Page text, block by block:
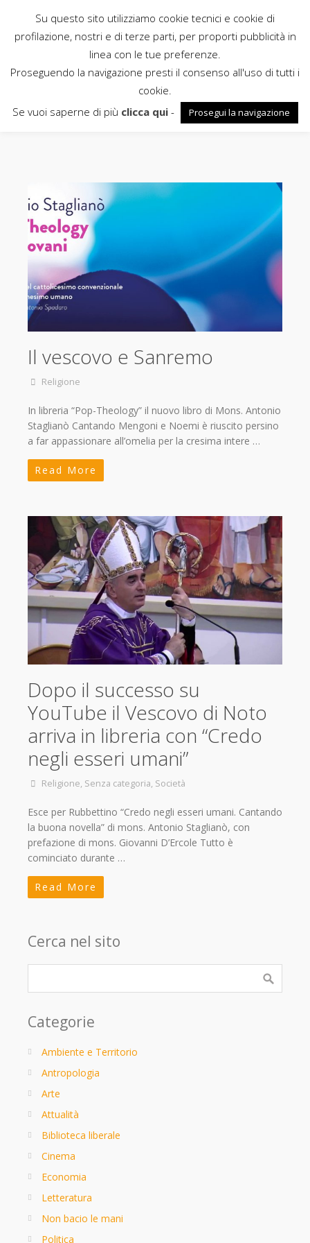
Rubbettino
Staglianò
Il vescovo e Sanremo
Religione
In libreria “Pop-Theology” il nuovo libro di Mons. Antonio
Staglianò Cantando Mengoni e Noemi è riuscito persino
a far appassionare all’omelia per la cresima intere …
Read More
Dopo il successo su
YouTube il Vescovo di Noto
arriva in libreria con “Credo
negli esseri umani”
Religione, Senza categoria, Società
Esce per Rubbettino “Credo negli esseri umani. Cantando
la buona novella” di mons. Antonio Staglianò, con
prefazione di mons. Giovanni D’Ercole Tutto è
cominciato durante …
Read More
Cerca nel sito
Categorie
Ambiente e Territorio
Antropologia
Arte
Attualità
Biblioteca liberale
Cinema
Economia
Letteratura
Non bacio le mani
Politica
Su questo sito utilizziamo cookie tecnici e cookie di
profilazione, nostri e di terze parti, per proporti pubblicità in
linea con le tue preferenze.
Proseguendo la navigazione presti il consenso all'uso di tutti i
cookie.
Se vuoi saperne di più clicca qui- Prosegui la navigazione